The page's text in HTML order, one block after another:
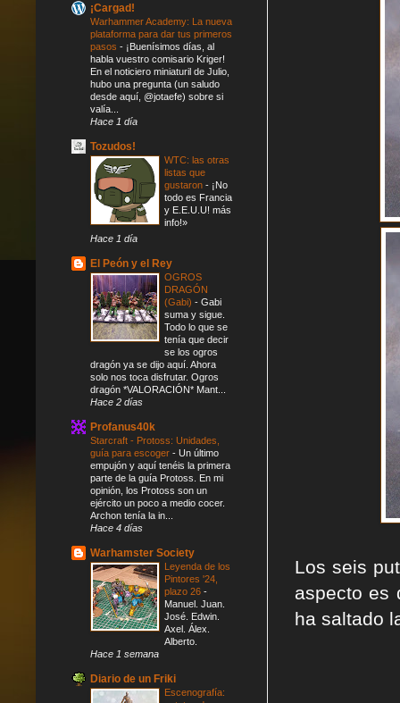
Los seis
aspecto es
ha saltado
¡Cargad!
Warhammer Academy: La nueva
plataforma para dar tus primeros
pasos - ¡Buenísimos días, al
habla vuestro comisario Kriger!
En el noticiero miniaturil de Julio,
hubo una pregunta (un saludo
desde aquí, @jotaefe) sobre si
valía...
Hace 1 día
Tozudos!
WTC: las otras
listas que
gustaron - ¡No
todo es Francia
y E.E.U.U! más
info!»
Hace 1 día
El Peón y el Rey
OGROS
DRAGÓN
(Gabi) - Gabi
suma y sigue.
Todo lo que se
tenía que decir
se los ogros
dragón ya se dijo aquí. Ahora
solo nos toca disfrutar. Ogros
dragón *VALORACIÓN* Mant...
Hace 2 días
Profanus40k
Starcraft - Protoss: Unidades,
guía para escoger - Un último
empujón y aquí tenéis la primera
parte de la guía Protoss. En mi
opinión, los Protoss son un
ejército un poco a medio cocer.
Archon tenía la in...
Hace 4 días
Warhamster Society
Leyenda de los
Pintores '24,
plazo 26 -
Manuel. Juan.
José. Edwin.
Axel. Álex.
Alberto.
Hace 1 semana
Diario de un Friki
Escenografía: